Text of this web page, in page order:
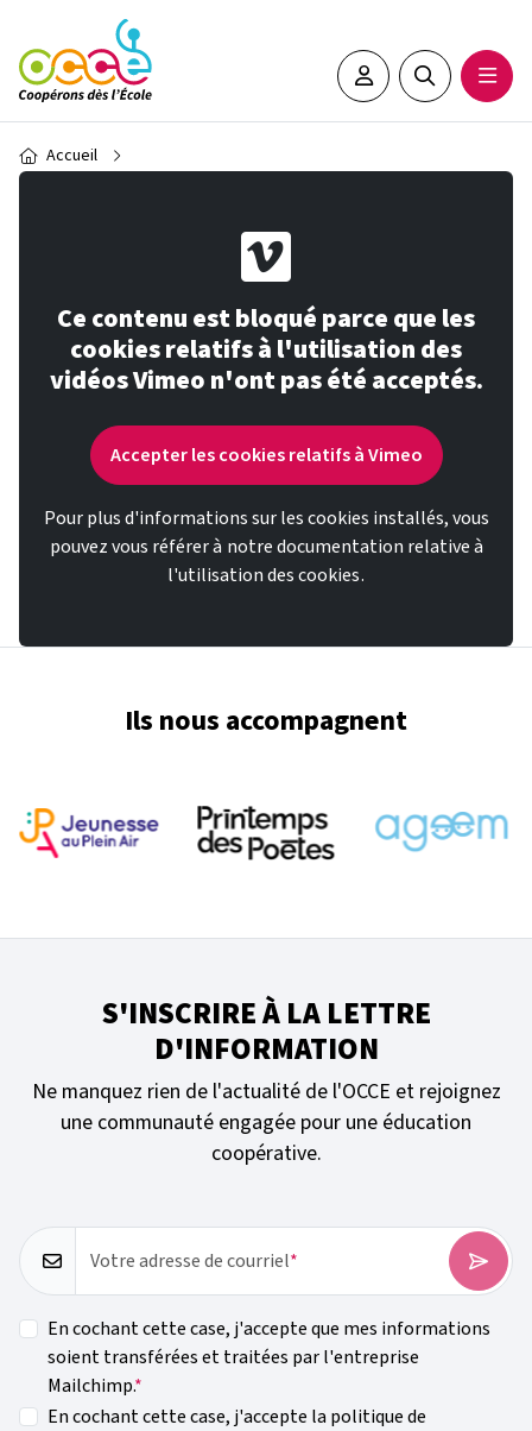
Aller au contenu principal
Espace adhérent•e
Rechercher
Fil d'Ariane
Accueil
Ce contenu est bloqué parce que les
cookies relatifs à l'utilisation des
vidéos Vimeo n'ont pas été acceptés.
Accepter les cookies relatifs à Vimeo
Pour plus d'informations sur les cookies installés, vous
pouvez vous référer à notre documentation relative à
l'utilisation des cookies.
Ils nous accompagnent
S'INSCRIRE À LA LETTRE
D'INFORMATION
Ne manquez rien de l'actualité de l'OCCE et rejoignez
une communauté engagée pour une éducation
coopérative.
Votre adresse de courriel
En cochant cette case, j'accepte que mes informations
soient transférées et traitées par l'entreprise
Mailchimp.
En cochant cette case, j'accepte la politique de